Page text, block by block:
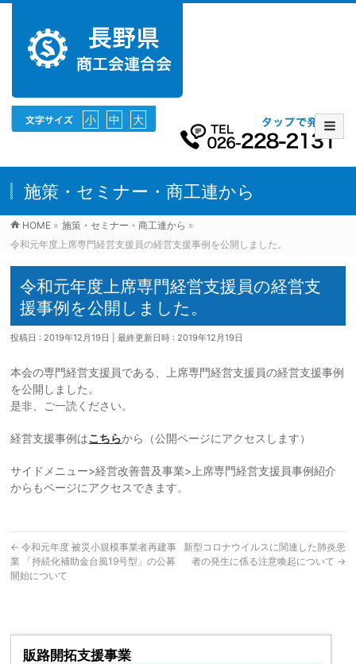
小 中 大
施策・セミナー・商工連から
HOME » 施策・セミナー・商工連から »
令和元年度上席専門経営支援員の経営支援事例を公開しました。
令和元年度上席専門経営支援員の経営支
援事例を公開しました。
投稿日 : 2019年12月19日 最終更新日時 : 2019年12月19日
本会の専門経営支援員である、上席専門経営支援員の経営支援事例
を公開しました。
是非、ご一読ください。
経営支援事例はこちらから（公開ページにアクセスします）
サイドメニュー>経営改善普及事業>上席専門経営支援員事例紹介
からもページにアクセスできます。
← 令和元年度 被災小規模事業者再建事
業 「持続化補助金台風19号型」の公募
開始について
新型コロナウイルスに関連した肺炎患
者の発生に係る注意喚起について →
販路開拓支援事業